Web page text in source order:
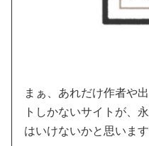
まぁ、あれだけ作者や
トしかないサイトが、
はいけないかと思います